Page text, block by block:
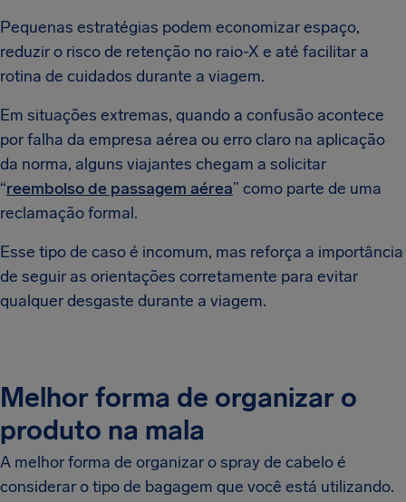
Pequenas estratégias podem economizar espaço,
reduzir o risco de retenção no raio-X e até facilitar a
rotina de cuidados durante a viagem.
Em situações extremas, quando a confusão acontece
por falha da empresa aérea ou erro claro na aplicação
da norma, alguns viajantes chegam a solicitar
“reembolso de passagem aérea” como parte de uma
reclamação formal.
Esse tipo de caso é incomum, mas reforça a importância
de seguir as orientações corretamente para evitar
qualquer desgaste durante a viagem.
Melhor forma de organizar o
produto na mala
A melhor forma de organizar o spray de cabelo é
considerar o tipo de bagagem que você está utilizando.